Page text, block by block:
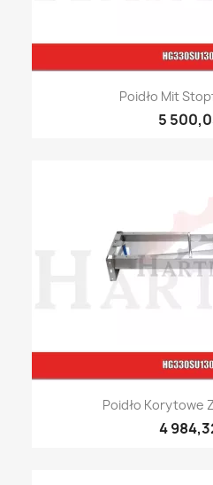
Poidło Mit
5
Poidło Korytowe
4